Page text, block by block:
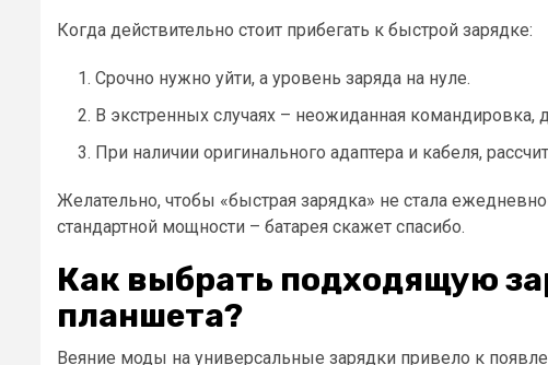
Когда действительно стоит прибегать к быстрой зарядке:
Срочно нужно уйти, а уровень заряда на нуле.
В экстренных случаях – неожиданная командировка,
При наличии оригинального адаптера и кабеля,
Желательно, чтобы «быстрая зарядка» не стала
стандартной мощности – батарея скажет спасибо.
Как выбрать подходящую
планшета?
Веяние моды на универсальные зарядки привело к